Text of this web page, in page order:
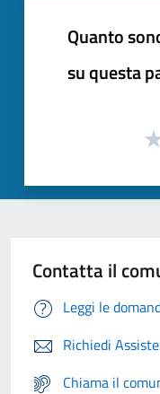
Quanto
su questa
Contatta il
Leggi le
Richiedi
Chiama il